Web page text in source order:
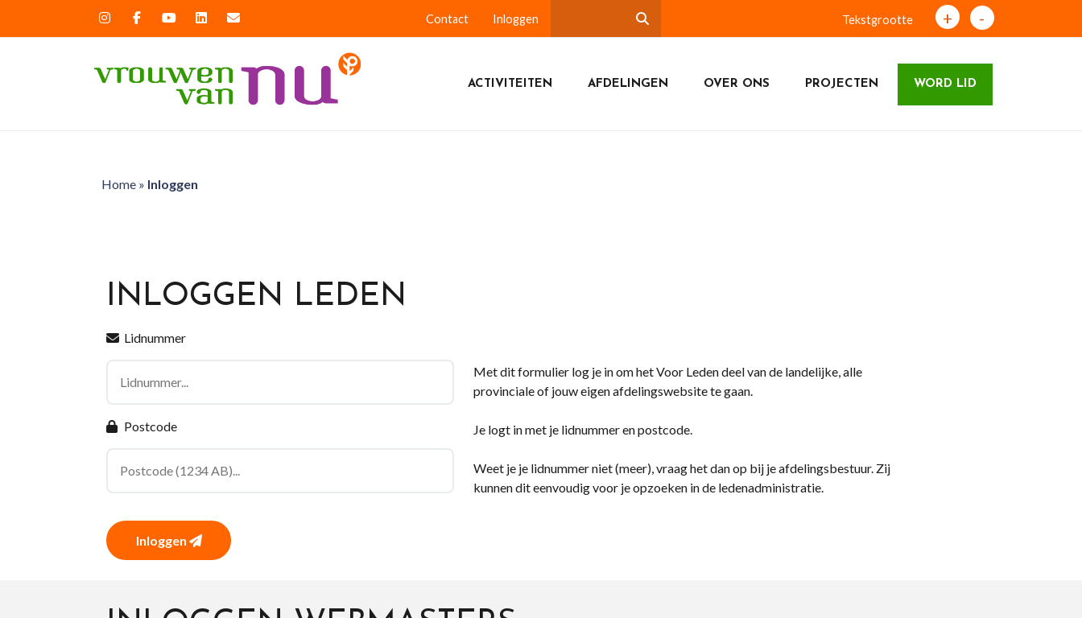
Contact Inloggen Tekstgrootte + -
ACTIVITEITEN AFDELINGEN OVER ONS PROJECTEN WORD LID
Home» Inloggen
INLOGGEN LEDEN
Lidnummer
Postcode
Inloggen
Met dit formulier log je in om het Voor Leden deel van de landelijke, alle
provinciale of jouw eigen afdelingswebsite te gaan.
Je logt in met je lidnummer en postcode.
Weet je je lidnummer niet (meer), vraag het dan op bij je afdelingsbestuur. Zij
kunnen dit eenvoudig voor je opzoeken in de ledenadministratie.